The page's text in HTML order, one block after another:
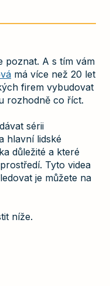
poznat. A s tím vám
má více než 20 let
firem vybudovat
rozhodně co říct.
sérii
hlavní lidské
důležité a které
Tyto videa
je můžete na
níže.